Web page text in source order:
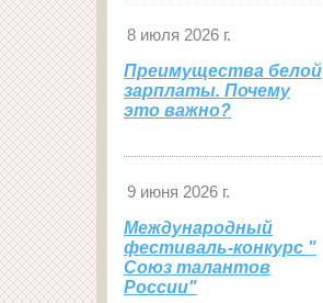
8 июля 2026 г.
Преимущества белой
зарплаты. Почему
это важно?
9 июня 2026 г.
Международный
фестиваль-конкурс "
Союз талантов
России"